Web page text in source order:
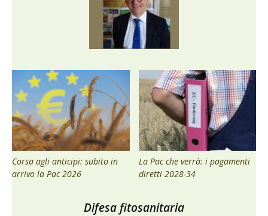
Corsa agli anticipi: subito in
arrivo la Pac 2026
La Pac che verrà: i pagamenti
diretti 2028-34
Difesa fitosanitaria